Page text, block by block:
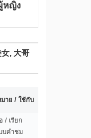
หญิง
, 大哥
าย / ใช้กับ
/ เรียก
บคำชม